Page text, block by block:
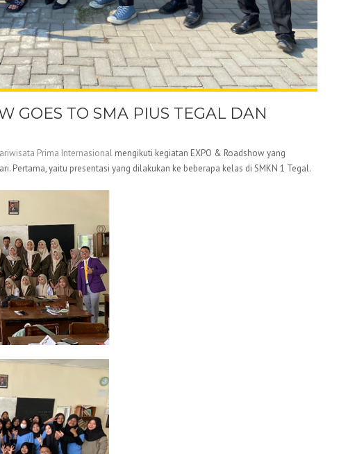
GOES TO SMA PIUS TEGAL DAN
Prima Internasional mengikuti kegiatan EXPO & Roadshow yang
Pertama, yaitu presentasi yang dilakukan ke beberapa kelas di SMKN 1 Tegal.